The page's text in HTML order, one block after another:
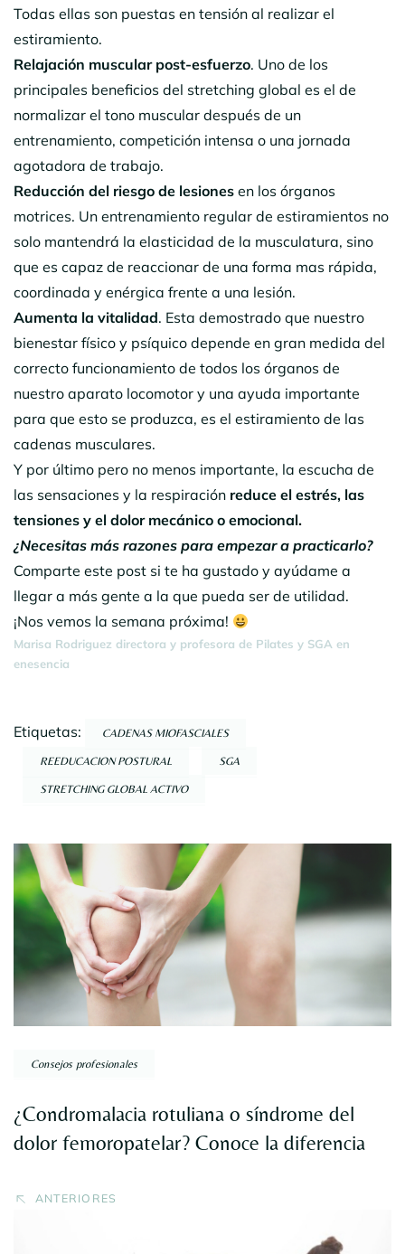
Todas ellas son puestas en tensión al realizar el
estiramiento.
Relajación muscular post-esfuerzo. Uno de los
principales beneficios del stretching global es el de
normalizar el tono muscular después de un
entrenamiento, competición intensa o una jornada
agotadora de trabajo.
Reducción del riesgo de lesiones en los órganos
motrices. Un entrenamiento regular de estiramientos no
solo mantendrá la elasticidad de la musculatura, sino
que es capaz de reaccionar de una forma mas rápida,
coordinada y enérgica frente a una lesión.
Aumenta la vitalidad. Esta demostrado que nuestro
bienestar físico y psíquico depende en gran medida del
correcto funcionamiento de todos los órganos de
nuestro aparato locomotor y una ayuda importante
para que esto se produzca, es el estiramiento de las
cadenas musculares.
Y por último pero no menos importante, la escucha de
las sensaciones y la respiración reduce el estrés, las
tensiones y el dolor mecánico o emocional.
¿Necesitas más razones para empezar a practicarlo?
Comparte este post si te ha gustado y ayúdame a
llegar a más gente a la que pueda ser de utilidad.
¡Nos vemos la semana próxima!
Marisa Rodriguez directora y profesora de Pilates y SGA en
enesencia
Etiquetas: CADENAS MIOFASCIALES
REEDUCACION POSTURAL SGA
STRETCHING GLOBAL ACTIVO
Navegación
por
entradas
Consejos profesionales
¿Condromalacia rotuliana o síndrome del
dolor femoropatelar? Conoce la diferencia
ANTERIORES